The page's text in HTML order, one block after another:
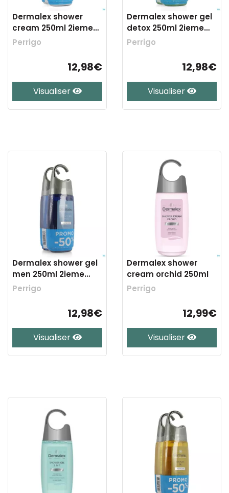
Dermalex shower
cream 250ml 2ieme
-50%
Perrigo
12,98€
Visualiser
Dermalex shower gel
detox 250ml 2ieme
-50%
Perrigo
12,98€
Visualiser
Dermalex shower gel
men 250ml 2ieme
-50%
Perrigo
12,98€
Visualiser
Dermalex shower
cream orchid 250ml
Perrigo
12,99€
Visualiser